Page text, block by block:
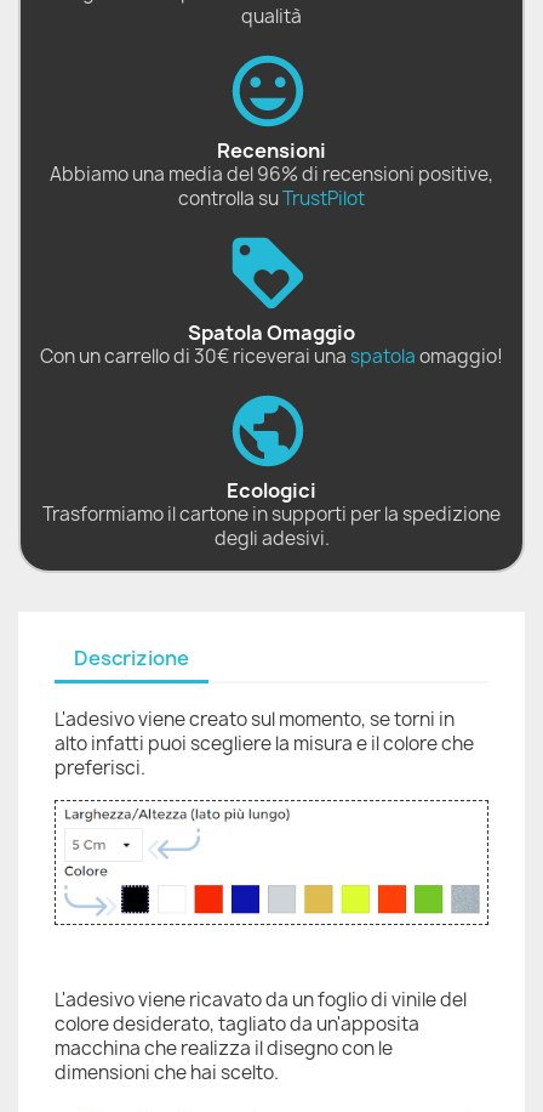
qualità
Recensioni
Abbiamo una media del 96% di recensioni positive,
controlla suTrustPilot
Spatola Omaggio
Con un carrello di 30€ riceverai una spatolaomaggio!
Ecologici
Trasformiamo il cartone in supporti per la spedizione
degli adesivi.
Descrizione
L'adesivo viene creato sul momento, se torni in
alto infatti puoi scegliere la misura e il colore che
preferisci.
L'adesivo viene ricavato da un foglio di vinile del
colore desiderato, tagliato da un'apposita
macchina che realizza il disegno con le
dimensioni che hai scelto.